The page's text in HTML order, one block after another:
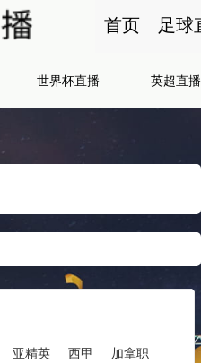
首页 足球
世界杯直播 英超直播
亚精英 西甲 加拿职